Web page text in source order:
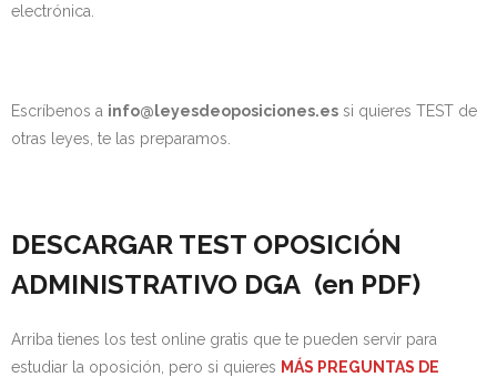
electrónica.
Escríbenos a info@leyesdeoposiciones.es si quieres TEST de
otras leyes, te las preparamos.
DESCARGAR TEST OPOSICIÓN
ADMINISTRATIVO DGA (en PDF)
Arriba tienes los test online gratis que te pueden servir para
estudiar la oposición, pero si quieres MÁS PREGUNTAS DE